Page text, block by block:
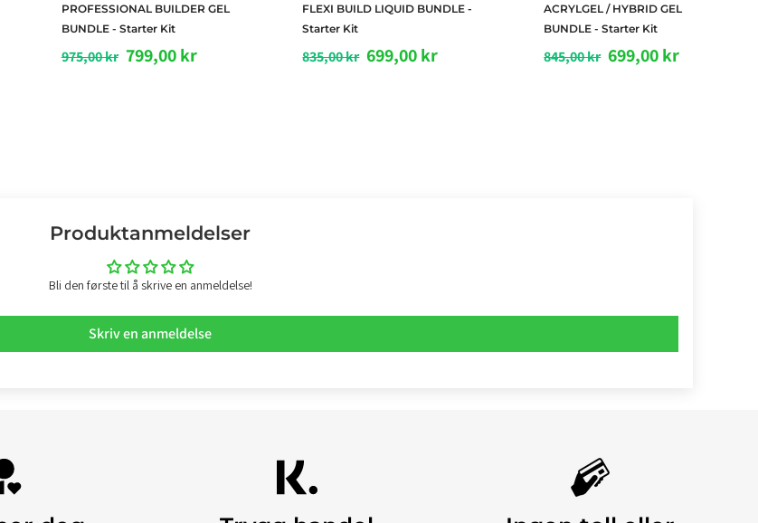
PROFESSIONAL BUILDER GEL
BUNDLE - Starter Kit
975,00 kr 799,00 kr
FLEXI BUILD LIQUID BUNDLE -
Starter Kit
835,00 kr 699,00 kr
ACRYLGEL / HYBRID GEL
BUNDLE - Starter Kit
845,00 kr 699,00 kr
Produktanmeldelser
Bli den første til å skrive en anmeldelse!
Skriv en anmeldelse